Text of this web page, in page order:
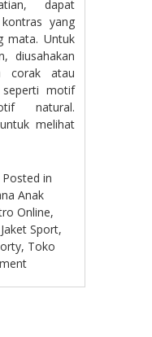
dapat
yang
mata. Untuk
diusahakan
corak atau
motif
natural.
melihat
Posted in
Anak
Online,
Jaket Sport,
, Toko